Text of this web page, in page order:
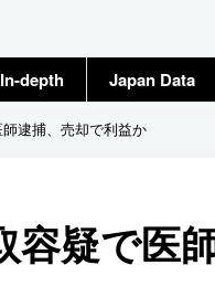
In-depth Japan Data
逮捕、売却で利益か
容疑で医